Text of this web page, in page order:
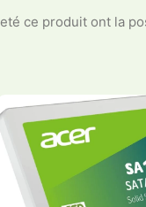
ce produit ont la